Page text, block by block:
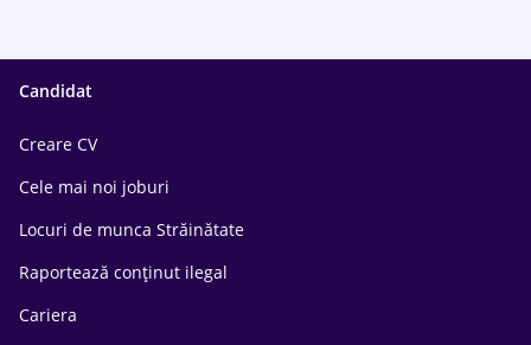
Candidat
Creare CV
Cele mai noi joburi
Locuri de munca Străinătate
Raportează conținut ilegal
Cariera